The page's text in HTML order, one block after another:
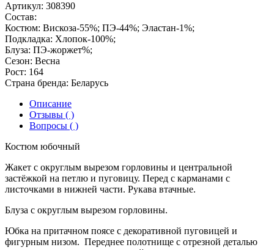
Артикул: 308390
Состав:
Костюм: Вискоза-55%; ПЭ-44%; Эластан-1%;
Подкладка: Хлопок-100%;
Блуза: ПЭ-жоржет%;
Сезон: Весна
Рост: 164
Страна бренда: Беларусь
Описание
Отзывы ( )
Вопросы ( )
Костюм юбочный
Жакет с округлым вырезом горловины и центральной
застёжкой на петлю и пуговицу. Перед с карманами с
листочками в нижней части. Рукава втачные.
Блуза с округлым вырезом горловины.
Юбка на притачном поясе с декоративной пуговицей и
фигурным низом. Переднее полотнище с отрезной деталью